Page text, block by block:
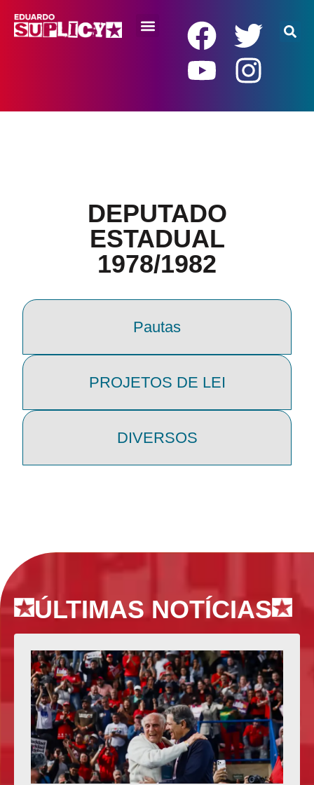
DEPUTADO
ESTADUAL
1978/1982
Pautas
PROJETOS DE LEI
DIVERSOS
ÚLTIMAS NOTÍCIAS